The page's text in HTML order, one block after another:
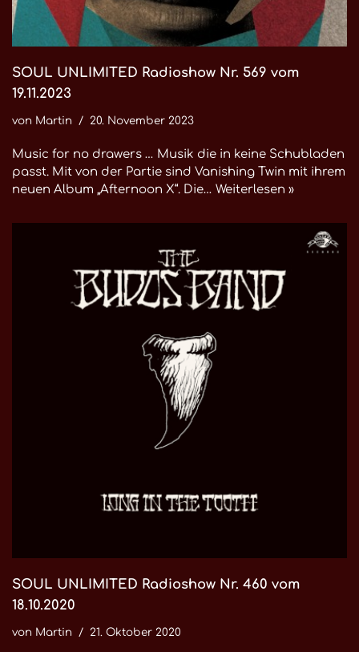
SOUL UNLIMITED Radioshow Nr. 569 vom
19.11.2023
von Martin 20. November 2023
Music for no drawers … Musik die in keine Schubladen
passt. Mit von der Partie sind Vanishing Twin mit ihrem
neuen Album „Afternoon X“. Die… Weiterlesen »
SOUL UNLIMITED Radioshow Nr. 460 vom
18.10.2020
von Martin 21. Oktober 2020